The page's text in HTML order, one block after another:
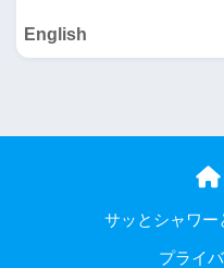
English
サッとシャワー
プライ